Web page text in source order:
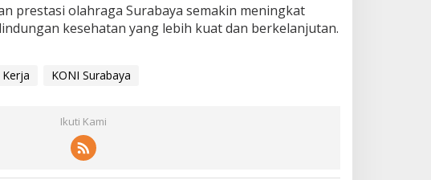
prestasi olahraga Surabaya semakin meningkat
kesehatan yang lebih kuat dan berkelanjutan.
Kerja KONI Surabaya
Ikuti Kami